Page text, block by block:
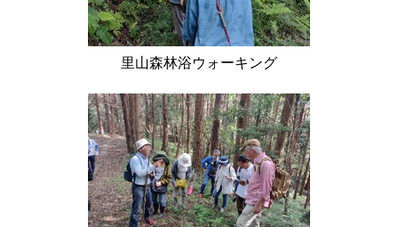
里山森林浴ウォーキング